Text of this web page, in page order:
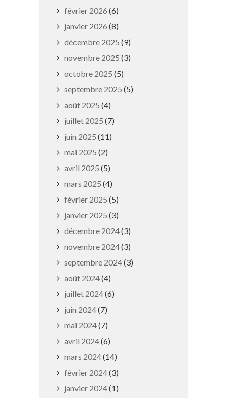
février 2026 (6)
janvier 2026 (8)
décembre 2025 (9)
novembre 2025 (3)
octobre 2025 (5)
septembre 2025 (5)
août 2025 (4)
juillet 2025 (7)
juin 2025 (11)
mai 2025 (2)
avril 2025 (5)
mars 2025 (4)
février 2025 (5)
janvier 2025 (3)
décembre 2024(3)
novembre 2024(3)
septembre 2024(3)
août 2024(4)
juillet 2024(6)
juin 2024(7)
mai 2024(7)
avril 2024(6)
mars 2024(14)
février 2024(3)
janvier 2024(1)
Service vélobus scolaire
30 septembre 2025